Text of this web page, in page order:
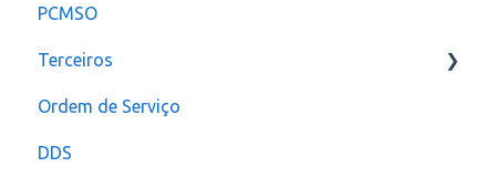
Configuração
PCMSO
Terceiros
Usuário
Ordem de Serviço
DDS